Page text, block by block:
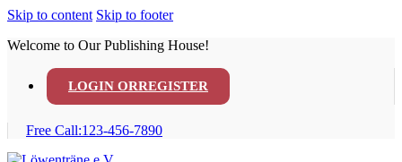
Skip to content Skip to footer
Welcome to Our Publishing House!
LOGIN ORREGISTER
Free Call:123-456-7890